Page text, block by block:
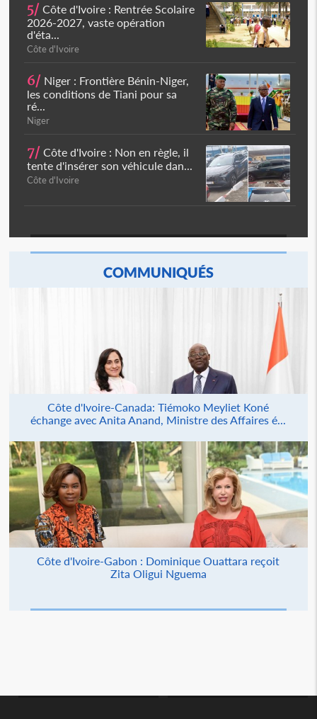
5/ Côte d'Ivoire : Rentrée Scolaire
2026-2027, vaste opération
d'éta...
Côte d'Ivoire
6/ Niger : Frontière Bénin-Niger,
les conditions de Tiani pour sa
ré...
Niger
7/ Côte d'Ivoire : Non en règle, il
tente d'insérer son véhicule dan...
Côte d'Ivoire
COMMUNIQUÉS
Côte d'Ivoire-Canada: Tiémoko Meyliet Koné
échange avec Anita Anand, Ministre des Affaires é...
Côte d'Ivoire-Gabon : Dominique Ouattara reçoit
Zita Oligui Nguema